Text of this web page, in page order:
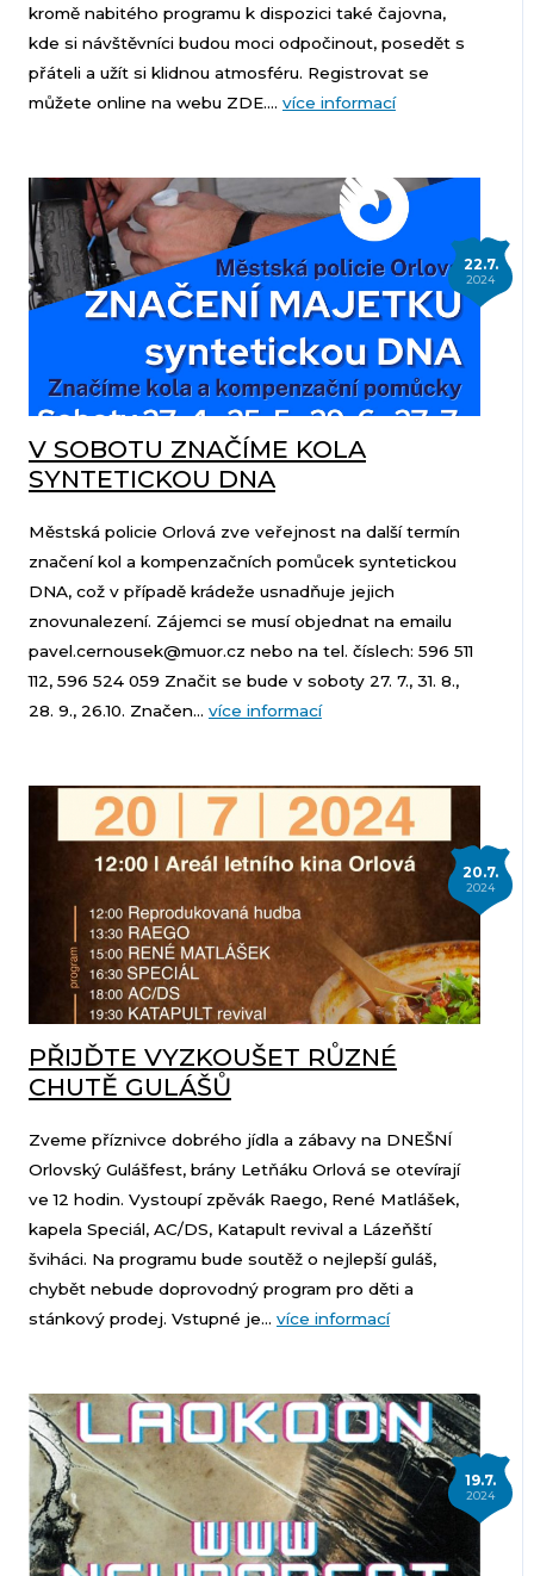
kromě nabitého programu k dispozici také čajovna,
kde si návštěvníci budou moci odpočinout, posedět s
přáteli a užít si klidnou atmosféru. Registrovat se
můžete online na webu ZDE.... více informací
22.7.
2024
V SOBOTU ZNAČÍME KOLA
SYNTETICKOU DNA
Městská policie Orlová zve veřejnost na další termín
značení kol a kompenzačních pomůcek syntetickou
DNA, což v případě krádeže usnadňuje jejich
znovunalezení. Zájemci se musí objednat na emailu
pavel.cernousek@muor.cz nebo na tel. číslech: 596 511
112, 596 524 059 Značit se bude v soboty 27. 7., 31. 8.,
28. 9., 26.10. Značen... více informací
20.7.
2024
PŘIJĎTE VYZKOUŠET RŮZNÉ
CHUTĚ GULÁŠŮ
Zveme příznivce dobrého jídla a zábavy na DNEŠNÍ
Orlovský Gulášfest, brány Letňáku Orlová se otevírají
ve 12 hodin. Vystoupí zpěvák Raego, René Matlášek,
kapela Speciál, AC/DS, Katapult revival a Lázeňští
šviháci. Na programu bude soutěž o nejlepší guláš,
chybět nebude doprovodný program pro děti a
stánkový prodej. Vstupné je... více informací
19.7.
2024